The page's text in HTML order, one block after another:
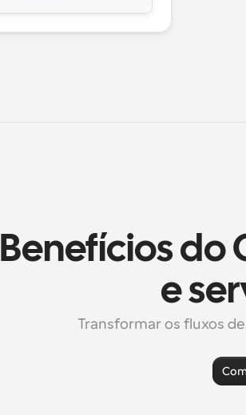
Benefícios do
e
Transformar os fluxos